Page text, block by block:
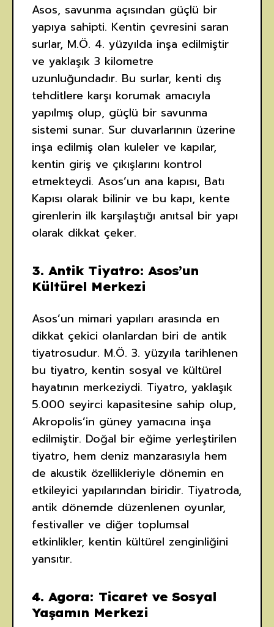
Asos, savunma açısından güçlü bir
yapıya sahipti. Kentin çevresini saran
surlar, M.Ö. 4. yüzyılda inşa edilmiştir
ve yaklaşık 3 kilometre
uzunluğundadır. Bu surlar, kenti dış
tehditlere karşı korumak amacıyla
yapılmış olup, güçlü bir savunma
sistemi sunar. Sur duvarlarının üzerine
inşa edilmiş olan kuleler ve kapılar,
kentin giriş ve çıkışlarını kontrol
etmekteydi. Asos’un ana kapısı, Batı
Kapısı olarak bilinir ve bu kapı, kente
girenlerin ilk karşılaştığı anıtsal bir yapı
olarak dikkat çeker.
3.Antik Tiyatro: Asos’un
Kültürel Merkezi
Asos’un mimari yapıları arasında en
dikkat çekici olanlardan biri de antik
tiyatrosudur. M.Ö. 3. yüzyıla tarihlenen
bu tiyatro, kentin sosyal ve kültürel
hayatının merkeziydi. Tiyatro, yaklaşık
5.000 seyirci kapasitesine sahip olup,
Akropolis’in güney yamacına inşa
edilmiştir. Doğal bir eğime yerleştirilen
tiyatro, hem deniz manzarasıyla hem
de akustik özellikleriyle dönemin en
etkileyici yapılarından biridir. Tiyatroda,
antik dönemde düzenlenen oyunlar,
festivaller ve diğer toplumsal
etkinlikler, kentin kültürel zenginliğini
yansıtır.
4.Agora: Ticaret ve Sosyal
Yaşamın Merkezi